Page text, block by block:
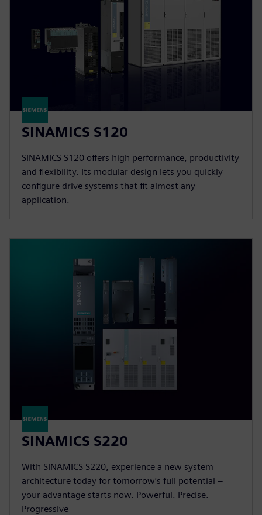
SINAMICS S120
SINAMICS S120 offers high performance, productivity
and flexibility. Its modular design lets you quickly
configure drive systems that fit almost any
application.
SINAMICS S220
With SINAMICS S220, experience a new system
architecture today for tomorrow’s full potential –
your advantage starts now. Powerful. Precise.
Progressive